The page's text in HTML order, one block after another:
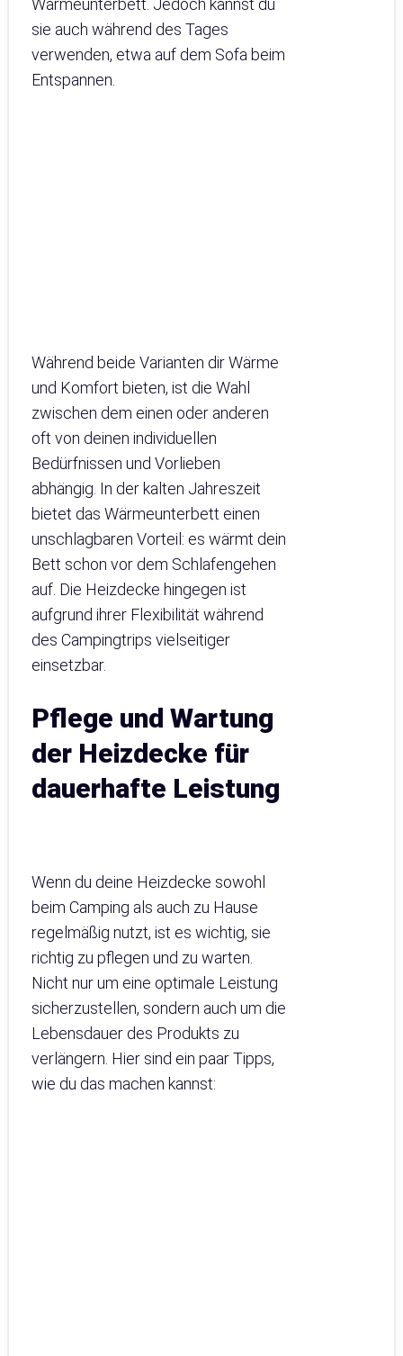
Wärmeunterbett. Jedoch kannst du
sie auch während des Tages
verwenden, etwa auf dem Sofa beim
Entspannen.
Während beide Varianten dir Wärme
und Komfort bieten, ist die Wahl
zwischen dem einen oder anderen
oft von deinen individuellen
Bedürfnissen und Vorlieben
abhängig. In der kalten Jahreszeit
bietet das Wärmeunterbett einen
unschlagbaren Vorteil: es wärmt dein
Bett schon vor dem Schlafengehen
auf. Die Heizdecke hingegen ist
aufgrund ihrer Flexibilität während
des Campingtrips vielseitiger
einsetzbar.
Pflege und Wartung
der Heizdecke für
dauerhafte Leistung
Wenn du deine Heizdecke sowohl
beim Camping als auch zu Hause
regelmäßig nutzt, ist es wichtig, sie
richtig zu pflegen und zu warten.
Nicht nur um eine optimale Leistung
sicherzustellen, sondern auch um die
Lebensdauer des Produkts zu
verlängern. Hier sind ein paar Tipps,
wie du das machen kannst: